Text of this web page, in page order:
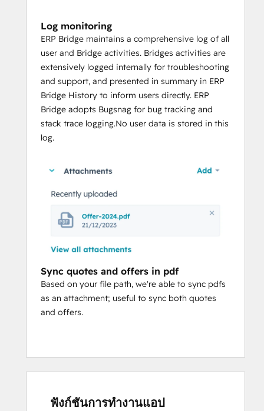
Log monitoring
ERP Bridge maintains a comprehensive log of all
user and Bridge activities. Bridges activities are
extensively logged internally for troubleshooting
and support, and presented in summary in ERP
Bridge History to inform users directly. ERP
Bridge adopts Bugsnag for bug tracking and
stack trace logging.No user data is stored in this
log.
Sync quotes and offers in pdf
Based on your file path, we're able to sync pdfs
as an attachment; useful to sync both quotes
and offers.
ฟังก์ชันการทำงานแอป